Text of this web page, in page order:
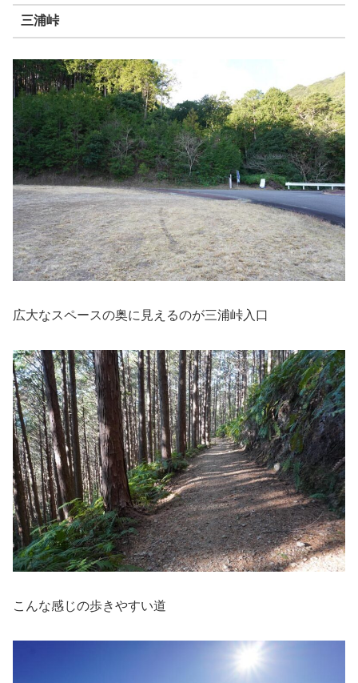
三浦峠
広大なスペースの奥に見えるのが三浦峠入口
こんな感じの歩きやすい道